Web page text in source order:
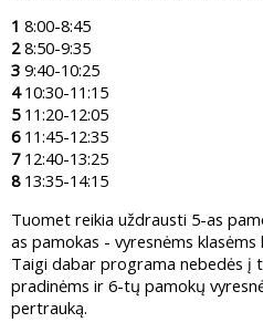
1 8:00-8:45
28:50-9:35
3 9:40-10:25
410:30-11:15
511:20-12:05
611:45-12:35
712:40-13:25
813:35-14:15
Tuomet reikia uždrausti 5-as
as pamokas - vyresnėms klasėms
Taigi dabar programa nebedės į
pradinėms ir 6-tų pamokų
pertrauką.